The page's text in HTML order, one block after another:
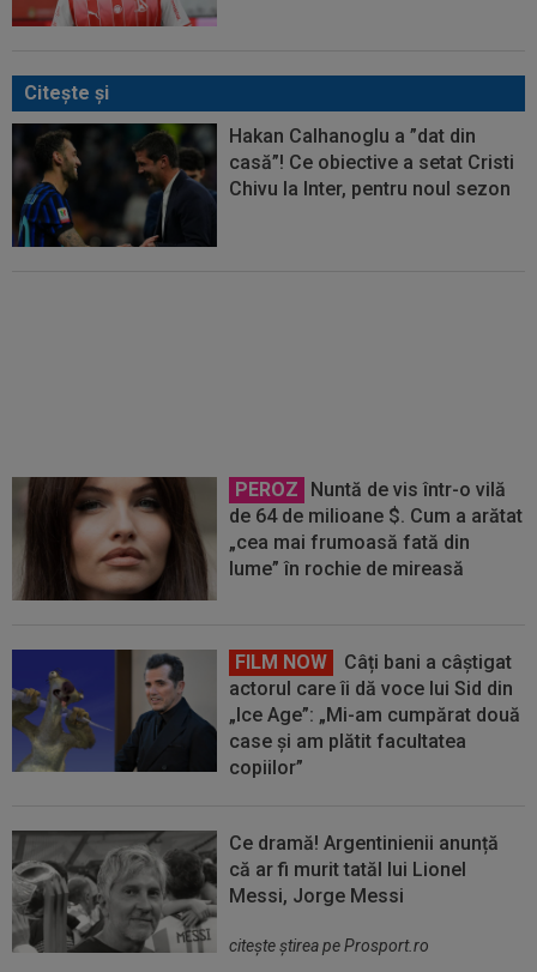
Citeşte şi
Hakan Calhanoglu a ”dat din
casă”! Ce obiective a setat Cristi
Chivu la Inter, pentru noul sezon
PEROZ
Nuntă de vis într-o vilă
de 64 de milioane $. Cum a arătat
„cea mai frumoasă fată din
lume” în rochie de mireasă
FILM NOW
Câți bani a câștigat
actorul care îi dă voce lui Sid din
„Ice Age”: „Mi-am cumpărat două
case și am plătit facultatea
copiilor”
Ce dramă! Argentinienii anunță
că ar fi murit tatăl lui Lionel
Messi, Jorge Messi
citeşte ştirea pe Prosport.ro